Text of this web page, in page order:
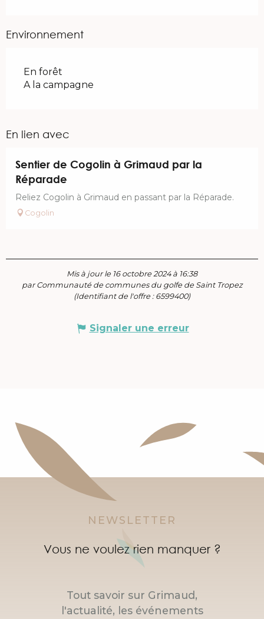
Environnement
En forêt
A la campagne
En lien avec
Sentier de Cogolin à Grimaud par la
Réparade
Reliez Cogolin à Grimaud en passant par la Réparade.
Cogolin
Mis à jour le 16 octobre 2024 à 16:38
par Communauté de communes du golfe de Saint Tropez
(Identifiant de l'offre : 6599400)
Signaler une erreur
NEWSLETTER
Vous ne voulez rien manquer ?
Tout savoir sur Grimaud,
l'actualité, les événements